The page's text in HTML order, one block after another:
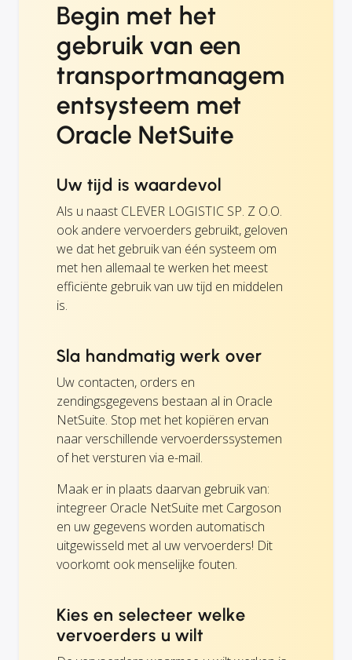
Begin met het
gebruik van een
transportmanagem
entsysteem met
Oracle NetSuite
Uw tijd is waardevol
Als u naast CLEVER LOGISTIC SP. Z O.O.
ook andere vervoerders gebruikt, geloven
we dat het gebruik van één systeem om
met hen allemaal te werken het meest
efficiënte gebruik van uw tijd en middelen
is.
Sla handmatig werk over
Uw contacten, orders en
zendingsgegevens bestaan al in Oracle
NetSuite. Stop met het kopiëren ervan
naar verschillende vervoerderssystemen
of het versturen via e-mail.
Maak er in plaats daarvan gebruik van:
integreer Oracle NetSuite met Cargoson
en uw gegevens worden automatisch
uitgewisseld met al uw vervoerders! Dit
voorkomt ook menselijke fouten.
Kies en selecteer welke
vervoerders u wilt